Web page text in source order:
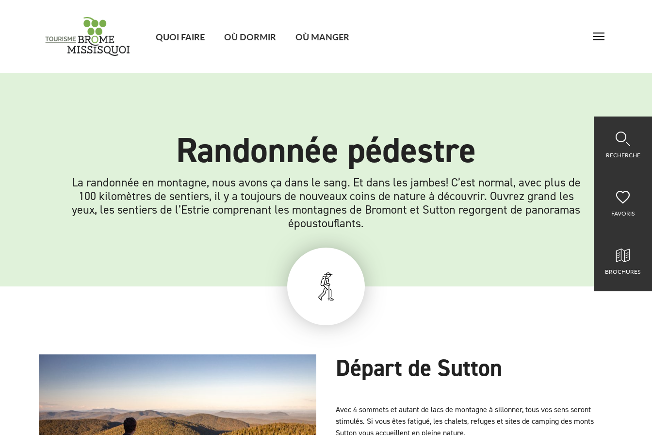
Randonnée pédestre
La randonnée en montagne, nous avons ça dans le sang. Et dans les jambes! C’est normal, avec plus de
100 kilomètres de sentiers, il y a toujours de nouveaux coins de nature à découvrir. Ouvrez grand les
yeux, les sentiers de l’Estrie comprenant les montagnes de Bromont et Sutton regorgent de panoramas
époustouflants.
Départ de Sutton
Avec 4 sommets et autant de lacs de montagne à sillonner, tous vos sens seront
stimulés. Si vous êtes fatigué, les chalets, refuges et sites de camping des monts
Sutton vous accueillent en pleine nature.
QUOI FAIRE OÙ DORMIR OÙ MANGER
RECHERCHE
FAVORIS
BROCHURES